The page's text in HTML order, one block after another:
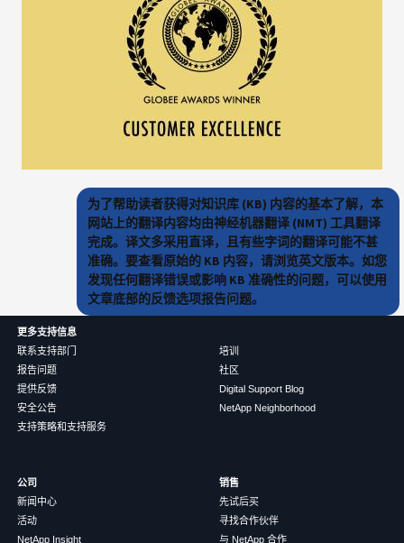
为了帮助读者获得对知识库 (KB) 内容的基本了解，本
网站上的翻译内容均由神经机器翻译 (NMT) 工具翻译
完成。译文多采用直译，且有些字词的翻译可能不甚
准确。要查看原始的 KB 内容，请浏览英文版本。如您
发现任何翻译错误或影响 KB 准确性的问题，可以使用
文章底部的反馈选项报告问题。
更多支持信息
联系支持部门
报告问题
提供反馈
安全公告
支持策略和支持服务
培训
社区
Digital Support Blog
NetApp Neighborhood
公司
新闻中心
活动
NetApp Insight
销售
先试后买
寻找合作伙伴
与 NetApp 合作